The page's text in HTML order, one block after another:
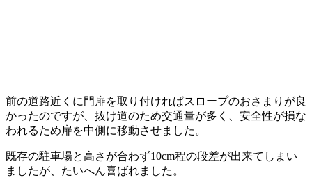
前の道路近くに門扉を取り付ければスロープのおさまりが良
かったのですが、抜け道のため交通量が多く、安全性が損な
われるため扉を中側に移動させました。
既存の駐車場と高さが合わず10cm程の段差が出来てしまい
ましたが、たいへん喜ばれました。